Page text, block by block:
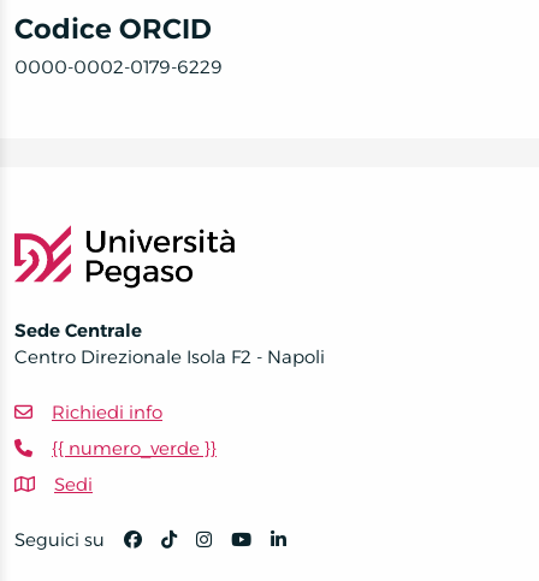
Codice ORCID
0000-0002-0179-6229
Sede Centrale
Centro Direzionale Isola F2 - Napoli
Richiedi info
{{ numero_verde }}
Sedi
Seguici su